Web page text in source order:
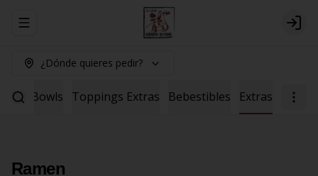
Abrir menu de navegación Login
¿Dónde quieres pedir?
Bowls Toppings Extras Bebestibles Extras
Ramen